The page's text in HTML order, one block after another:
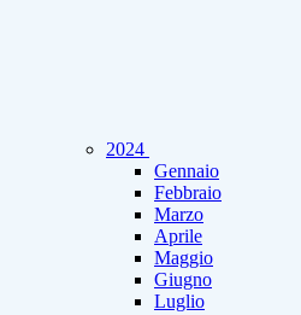
2024
Gennaio
Febbraio
Marzo
Aprile
Maggio
Giugno
Luglio